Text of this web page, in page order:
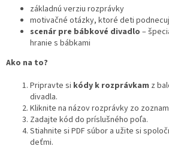
základnú verziu rozprávky
motivačné otázky, ktoré deti
scenár pre bábkové divadlo –
hranie s bábkami
Ako na to?
Pripravte si kódy k rozprávkam z
divadla.
Kliknite na názov rozprávky zo
Zadajte kód do príslušného poľa.
Stiahnite si PDF súbor a užite si
deťmi.